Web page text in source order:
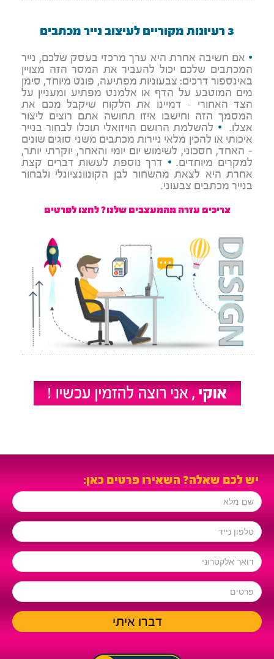
3 רעיונות מקוריים לעיצוב נייר מכתבים
• אם חשיבה אחרת היא ערך מרכזי בעסק שלכם, נייר
המכתבים שלכם יכול להעביר את המסר הזה מצויין
באינספור דרכים: צבעוניות מפתיעה, פונט מיוחד, סימן
מים המוטבע על הדף או אלמנט מפתיע ומעניין על
הצד האחורי - דמיינו את הלקוח שיקבל מכם את
המסמך הזה וחישבו איזו תחושה אתם רוצים ליצור
אצלו. • להשלמת הרושם הויזואלי תוכלו לבחור בנייר
איכותי או להכין מלאי ניירות מכתבים משני סוגים שונים
– האחד, חסכוני, לשימוש יום יומי והאחר, יוקרתי יותר,
למקרים מיוחדים. • דרך נוספת לעשות דברים קצת
אחרת היא לצאת מהשחור לבן הקונוונציונלי ולבחור
בנייר מכתבים צבעוני.
צריכים עזרה מהמעצבים שלנו? לחצו לפרטים
יש לכם שאלה? השאירו פרטים כאן: